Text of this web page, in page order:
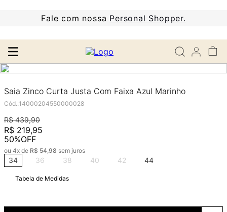
Fale com nossa Personal Shopper.
Saia Zinco Curta Justa Com Faixa Azul Marinho
Cód.:14000204550000028
R$ 439,90
R$ 219,95
50%OFF
ou 4x de R$ 54,98 sem juros
34 36 38 40 42 44
Tabela de Medidas